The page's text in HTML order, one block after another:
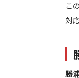
こ
対
勝